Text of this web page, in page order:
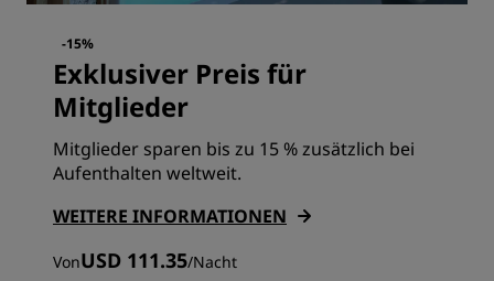
-15%
Exklusiver Preis für
Mitglieder
Mitglieder sparen bis zu 15 % zusätzlich bei
Aufenthalten weltweit.
WEITERE INFORMATIONEN
VonUSD 111.35/Nacht